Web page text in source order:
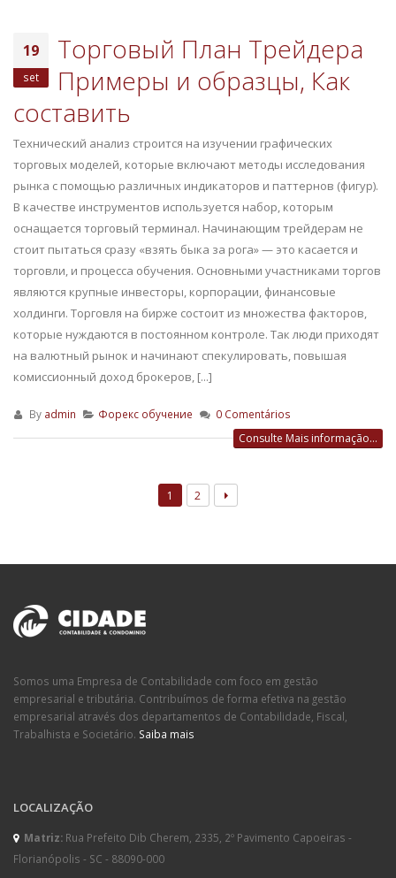
19
set
Торговый План Трейдера
Примеры и образцы, Как
составить
Технический анализ строится на изучении графических
торговых моделей, которые включают методы исследования
рынка с помощью различных индикаторов и паттернов (фигур).
В качестве инструментов используется набор, которым
оснащается торговый терминал. Начинающим трейдерам не
стоит пытаться сразу «взять быка за рога» — это касается и
торговли, и процесса обучения. Основными участниками торгов
являются крупные инвесторы, корпорации, финансовые
холдинги. Торговля на бирже состоит из множества факторов,
которые нуждаются в постоянном контроле. Так люди приходят
на валютный рынок и начинают спекулировать, повышая
комиссионный доход брокеров, [...]
By admin Форекс обучение 0 Comentários
Consulte Mais informação...
1 2
Somos uma Empresa de Contabilidade com foco em gestão
empresarial e tributária. Contribuímos de forma efetiva na gestão
empresarial através dos departamentos de Contabilidade, Fiscal,
Trabalhista e Societário. Saiba mais
LOCALIZAÇÃO
Matriz: Rua Prefeito Dib Cherem, 2335, 2º Pavimento Capoeiras -
Florianópolis - SC - 88090-000